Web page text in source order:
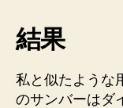
結果
私と似たような
のサンバーはダ